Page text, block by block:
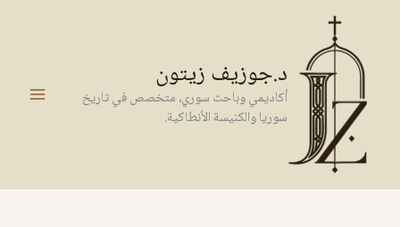
المحتوى
د.جوزيف زيتون
أكاديمي وباحث سوري، متخصص في تاريخ
سوريا والكنيسة الأنطاكية.